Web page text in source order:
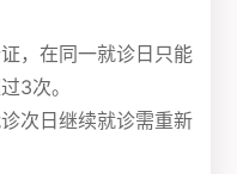
，在同一就诊日只能
3次。
次日继续就诊需重新